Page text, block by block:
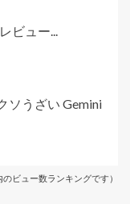
ビュー...
ソうざい Gemini
のビュー数ランキングです）